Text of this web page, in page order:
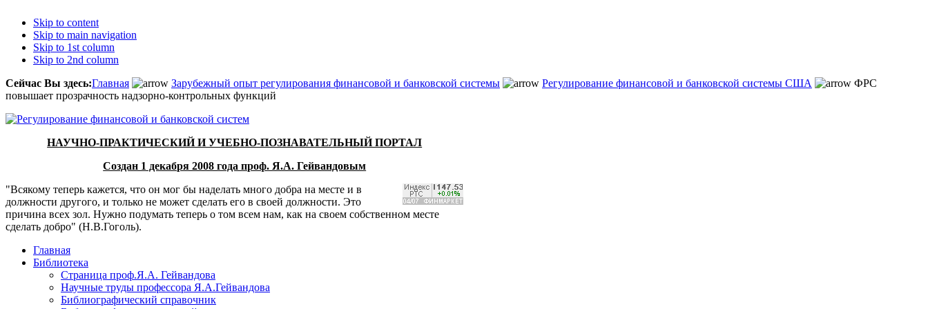
Skip to content
Skip to main navigation
Skip to 1st column
Skip to 2nd column
Сейчас Вы здесь:Главная Зарубежный опыт регулирования финансовой и банковской системы Регулирование финансовой и банковской системы США
ФРС
повышает прозрачность надзорно-контрольных функций
НАУЧНО-ПРАКТИЧЕСКИЙ И УЧЕБНО-ПОЗНАВАТЕЛЬНЫЙ ПОРТАЛ
Создан 1 декабря 2008 года проф. Я.А. Гейвандовым
"Всякому теперь кажется, что он мог бы наделать много добра на месте и в
должности другого, и только не может сделать его в своей должности. Это
причина всех зол. Нужно подумать теперь о том всем нам, как на своем собственном месте
сделать добро" (Н.В.Гоголь).
Главная
Библиотека
Страница проф.Я.А. Гейвандова
Научные труды профессора Я.А.Гейвандова
Библиографический справочник